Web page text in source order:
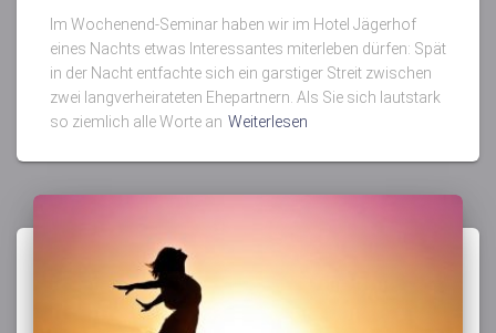
Im Wochenend-Seminar haben wir im Hotel Jägerhof
eines Nachts etwas Interessantes miterleben dürfen: Spät
in der Nacht entfachte sich ein garstiger Streit zwischen
zwei langverheirateten Ehepartnern. Als Sie sich lautstark
so ziemlich alle Worte an Weiterlesen